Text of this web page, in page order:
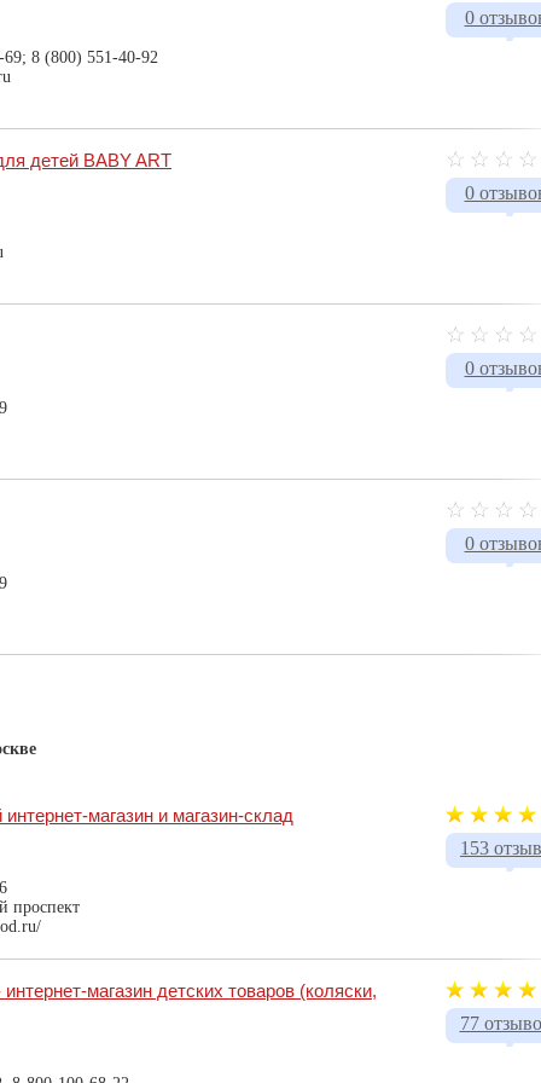
0
8 (800) 551-40-92
0
детей BABY ART
0
0
153
магазин и магазин-склад
проспект
77
магазин детских товаров (коляски,